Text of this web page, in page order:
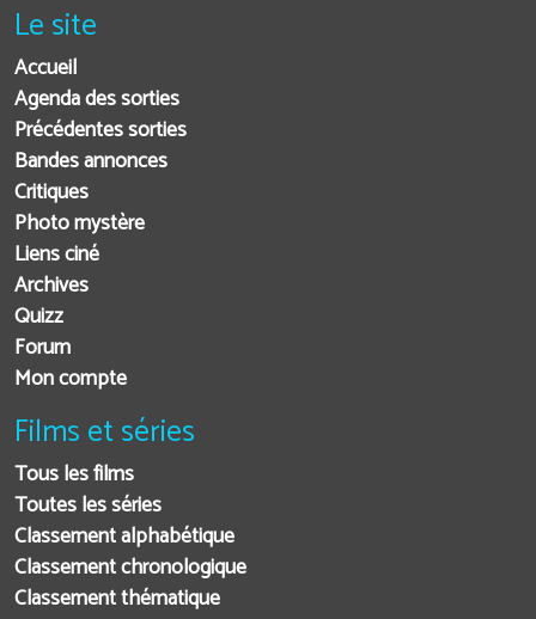
Le site
Accueil
Agenda des sorties
Précédentes sorties
Bandes annonces
Critiques
Photo mystère
Liens ciné
Archives
Quizz
Forum
Mon compte
Films et séries
Tous les films
Toutes les séries
Classement alphabétique
Classement chronologique
Classement thématique